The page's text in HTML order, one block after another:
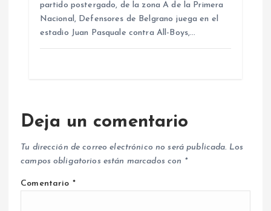
partido postergado, de la zona A de la Primera
Nacional, Defensores de Belgrano juega en el
estadio Juan Pasquale contra All-Boys,…
Deja un comentario
Tu dirección de correo electrónico no será publicada. Los
campos obligatorios están marcados con *
Comentario *